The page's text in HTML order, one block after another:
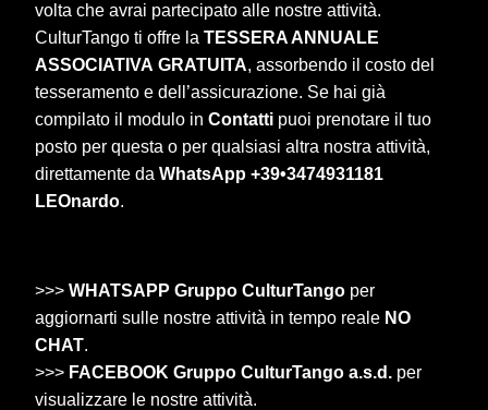
volta che avrai partecipato alle nostre attività.
CulturTango ti offre laTESSERA ANNUALE
ASSOCIATIVA GRATUITA, assorbendo il costo del
tesseramento e dell’assicurazione. Se hai già
compilato il modulo inContatti puoi prenotare il tuo
posto per questa o per qualsiasi altra nostra attività,
direttamente da WhatsApp +39•3474931181
LEOnardo.
>>>WHATSAPP Gruppo CulturTango per
aggiornarti sulle nostre attività in tempo reale NO
CHAT.
>>> FACEBOOK Gruppo CulturTango a.s.d. per
visualizzare le nostre attività.